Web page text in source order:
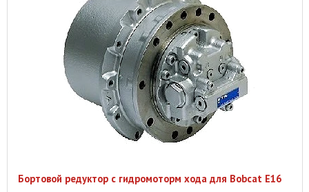
Бортовой редуктор с гидромоторм хода для Bobcat E16